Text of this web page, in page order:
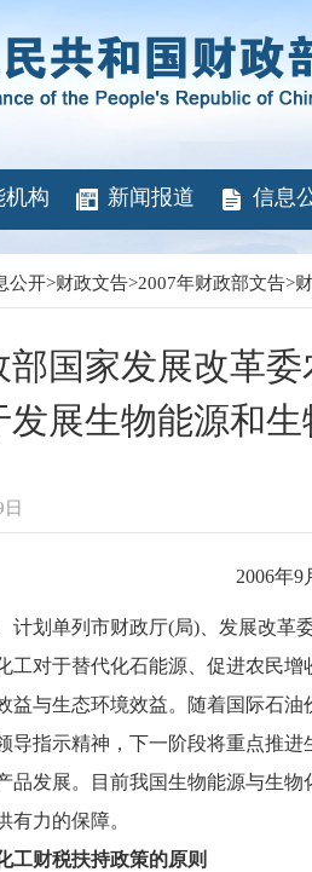
机构 新闻报道 信息
公开>财政文告>2007年财政部文告>
部国家发展改革
发展生物能源和
2006年
计划单列市财政厅(局)、发展改革
对于替代化石能源、促进农民增
益与生态环境效益。随着国际石
导指示精神，下一阶段将重点推
品发展。目前我国生物能源与生
有力的保障。
工财税扶持政策的原则